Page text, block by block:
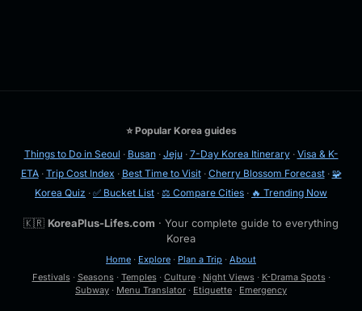
⭐ Popular Korea guides
Things to Do in Seoul · Busan· Jeju· 7-Day Korea Itinerary· Visa & K-
ETA· Trip Cost Index · Best Time to Visit· Cherry Blossom Forecast· 🧩
Korea Quiz · ✅ Bucket List · ⚖️ Compare Cities · 🔥 Trending Now
🇰🇷 KoreaPlus-Lifes.com · Your complete guide to everything
Korea
Home · Explore · Plan a Trip · About
Festivals· Seasons· Temples· Culture· Night Views· K-Drama Spots·
Subway · Menu Translator · Etiquette · Emergency